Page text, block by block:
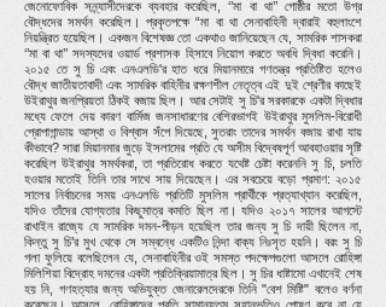
জেনোফোবিক সন্ন্যাসীদেরকে ব্যবহার করেছিল, ‘’মা বা থা’’ গোষ্ঠীর মতো উগ্র
বৌদ্ধদের সমর্থন করেছিল। প্রকৃতপক্ষে “মা বা থা সেনাবাহিনী দ্বারাই বহুলাংশে
নিয়ন্ত্রিত হয়েছিল। একজন বিশেষজ্ঞ তো একথাও জানিয়েছেন যে, সামরিক শাসকরা
‘’মা বা থা’’ সদস্যদের ওয়ার্ড প্রশাসক হিসাবে নিয়োগ করতে অবধি দ্বিধা করেনি।
২০১৫ তে সু চি এবং এনএলডি'র হাত ধরে মিয়ানমারে গণতন্ত্র প্রতিষ্টিত হলেও
বৌদ্ধ জাতীয়তাবাদী এবং সামরিক বাহিনীর রক্ষণশীল নেতৃত্ব এই দুই শ্রেণীর কাছেই
উইরাথুর জনপ্রিয়তা ঠিকই বজায় ছিল। আর সেটাই সু চি'র সরকারকে একটা দ্বিধার
মধ্যে ফেলে দেয় কারণ বার্মিজ জনসাধারণের বেশিরভাগই উইরাথুর মুসলিম-বিরোধী
প্রোপাগান্ডায় আস্থা ও বিশ্বাস সঁপে দিয়েছে, সুতরাং তাদের সমর্থন বজায় রাখা যায়
কীভাবে? সারা মিয়ানমার জুড়ে ইসলামের প্রতি যে অসীম বিদ্বেষপূর্ণ আবহাওয়ার সৃষ্টি
করেছিল উইরাথুর সমর্থকরা, তা প্রতিরোধ করতে যথেষ্ট চেষ্টা করেননি সু চি, চলতি
হওয়ার মতোই তিনি তার সাথে সায় দিয়েছেন। এর সবচেয়ে বড়ো প্রমাণ: ২০১৫
সালের নির্বাচনের সময় এনএলডি প্রতিটি মুসলিম প্রার্থীকে প্রত্যাখ্যান করেছিল,
যদিও তাঁদের যোগ্যতার কিছুমাত্র কমতি ছিল না। যদিও ২০১৭ সালের আগস্টে
রাখাইন রাজ্যে যে সামরিক দমন-পীড়ন হয়েছিল তার জন্য সু চি দায়ী ছিলেন না,
কিন্তু সু চি’র মুখ থেকে সে সম্বন্ধে একটিও নিন্দা বাক্য নিঃসৃত হয়নি। বরং সু চি
গলা ফুলিয়ে বলেছিলেন যে, সেনাবাহিনীর ওই সমস্ত পদক্ষেপগুলো আসলে রোহিঙ্গা
মিলিশিয়া বিদ্রোহ দমনের একটা প্রতিক্রিয়ামাত্র ছিল। সু চির ধাষ্টামো এখানেই শেষ
হয় নি, গণহত্যার জন্য অভিযুক্ত জেনারেলদেরকে তিনি "বেশ মিষ্টি" বলেও বর্ণনা